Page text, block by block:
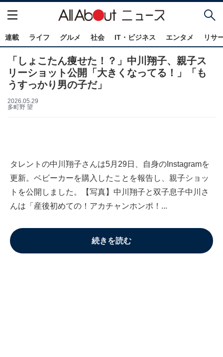
連載 ライフ グルメ 社会 IT・ビジネス エンタメ リサ
「しょこたん痩せた！？」中川翔子、親子ス
リーショット公開「大きくなってる！」「も
うすっかり男の子だ」
2026.05.29
多町野 望
タレントの中川翔子さんは5月29日、自身のInstagramを
更新。ベビーカーを購入したことを報告し、親子ショッ
トを公開しました。【写真】中川翔子と双子息子中川さ
んは「産後初めての！アカチャンホンポ！...
続きを読む